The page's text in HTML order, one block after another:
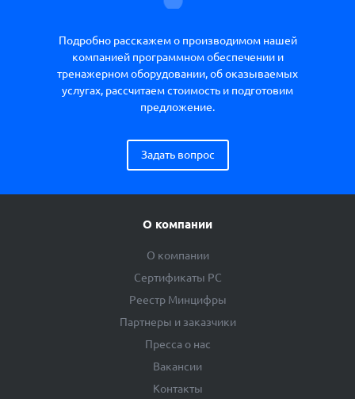
Подробно расскажем о производимом нашей
компанией программном обеспечении и
тренажерном оборудовании, об оказываемых
услугах, рассчитаем стоимость и подготовим
предложение.
Задать вопрос
О компании
О компании
Сертификаты РС
Реестр Минцифры
Партнеры и заказчики
Пресса о нас
Вакансии
Контакты